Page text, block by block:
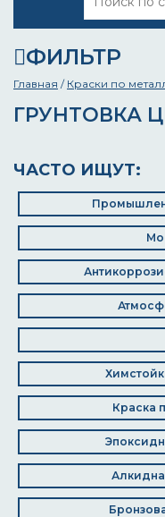
ФИЛЬТР
Главная / Краски по
ГРУНТОВКА
ЧАСТО ИЩУТ:
Краска